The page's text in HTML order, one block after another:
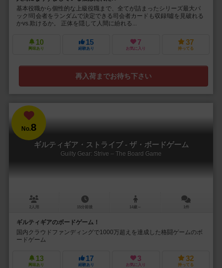
基本役職から個性的な上級役職まで、全てが詰まったシリーズ最大パ
ック!司会者をランダムで決定できる司会者カードも収録!噓を見破れる
かvs.欺けるか。 正体を隠して人間に紛れる...
10
興味あり
15
経験あり
7
お気に入り
37
持ってる
再入荷までお待ち下さい
No.8
ギルティギア・ストライブ - ザ・ボードゲーム
Guilty Gear: Strive – The Board Game
2人用 15分前後 14歳～ 1件
ギルティギアのボードゲーム！
国内クラウドファンディングで1000万超えを達成した格闘ゲームのボ
ードゲーム
13
興味あり
17
経験あり
3
お気に入り
32
持ってる